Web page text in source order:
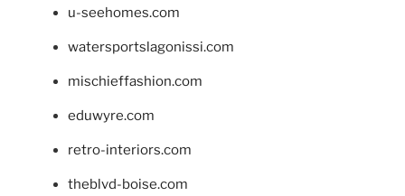
u-seehomes.com
watersportslagonissi.com
mischieffashion.com
eduwyre.com
retro-interiors.com
theblvd-boise.com